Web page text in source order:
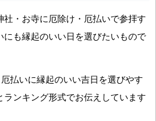
社・お寺に厄除け・厄払いで参拝す
にも縁起のいい日を選びたいもので
払いに縁起のいい吉日を選びやす
ランキング形式でお伝えしています